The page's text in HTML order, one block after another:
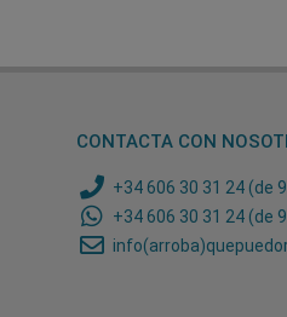
CONTACTA CON
+34 606 30 31 24 (de
+34 606 30 31 24 (de